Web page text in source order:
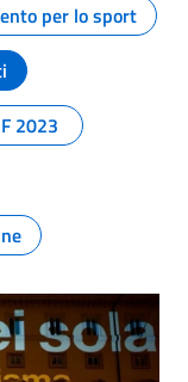
per lo sport
2023